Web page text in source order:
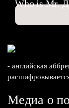
Who is Mr.
- английская
Медиа о